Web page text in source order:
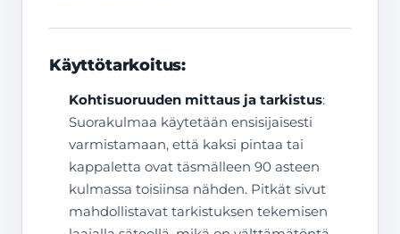
Käyttötarkoitus:
Kohtisuoruuden mittaus ja tarkistus:
Suorakulmaa käytetään ensisijaisesti
varmistamaan, että kaksi pintaa tai
kappaletta ovat täsmälleen 90 asteen
kulmassa toisiinsa nähden. Pitkät sivut
mahdollistavat tarkistuksen tekemisen